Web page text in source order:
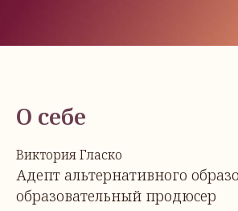
О себе
Виктория Гласко
Адепт альтернативного
образовательный продюсер